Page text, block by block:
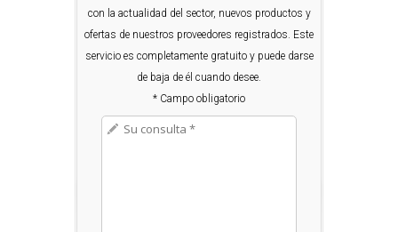
con la actualidad del sector, nuevos productos y
ofertas de nuestros proveedores registrados. Este
servicio es completamente gratuito y puede darse
de baja de él cuando desee.
* Campo obligatorio